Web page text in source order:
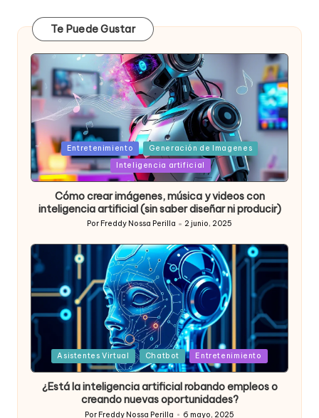
Te Puede Gustar
Posted
in
Entretenimiento
Generación de Imagenes
Inteligencia artificial
Cómo crear imágenes, música y videos con
inteligencia artificial (sin saber diseñar ni producir)
Publicado
por
Por Freddy Nossa Perilla 2 junio, 2025
Posted
in
Asistentes Virtual Chatbot Entretenimiento
¿Está la inteligencia artificial robando empleos o
creando nuevas oportunidades?
Por Freddy Nossa Perilla 6 mayo, 2025